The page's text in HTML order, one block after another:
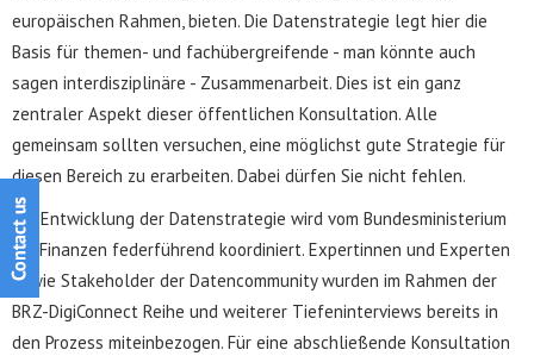
europäischen Rahmen, bieten. Die Datenstrategie legt hier die
Basis für themen- und fachübergreifende - man könnte auch
sagen interdisziplinäre - Zusammenarbeit. Dies ist ein ganz
zentraler Aspekt dieser öffentlichen Konsultation. Alle
gemeinsam sollten versuchen, eine möglichst gute Strategie für
diesen Bereich zu erarbeiten. Dabei dürfen Sie nicht fehlen.
Die Entwicklung der Datenstrategie wird vom Bundesministerium
für Finanzen federführend koordiniert. Expertinnen und Experten
sowie Stakeholder der Datencommunity wurden im Rahmen der
BRZ-DigiConnect Reihe und weiterer Tiefeninterviews bereits in
den Prozess miteinbezogen. Für eine abschließende Konsultation